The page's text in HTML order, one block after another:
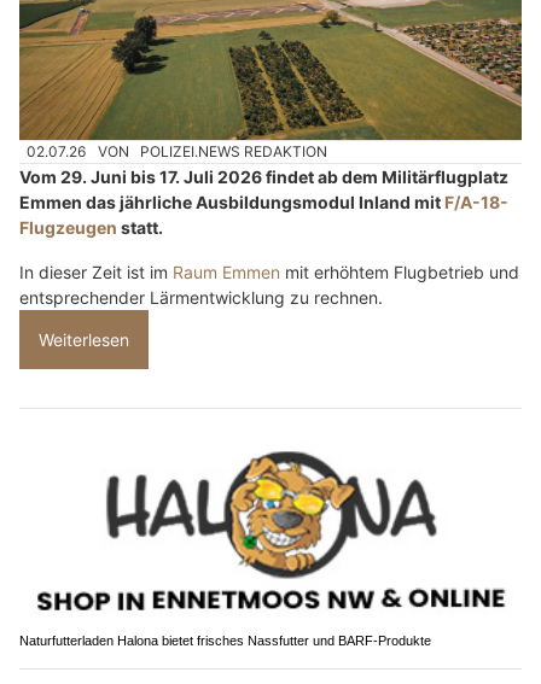
02.07.26 VON POLIZEI.NEWS REDAKTION
Vom 29. Juni bis 17. Juli 2026 findet ab dem Militärflugplatz
Emmen das jährliche Ausbildungsmodul Inland mit F/A-18-
Flugzeugen statt.
In dieser Zeit ist im Raum Emmen mit erhöhtem Flugbetrieb und
entsprechender Lärmentwicklung zu rechnen.
Weiterlesen
Naturfutterladen Halona bietet frisches Nassfutter und BARF-Produkte